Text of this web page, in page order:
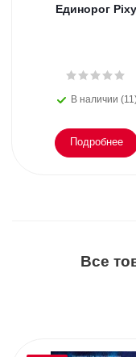
Единорог Pixy
В наличии
Подробнее
Все